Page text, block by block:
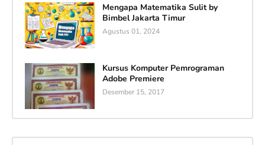
Mengapa Matematika Sulit by
Bimbel Jakarta Timur
Agustus 01, 2024
Kursus Komputer Pemrograman
Adobe Premiere
Desember 15, 2017